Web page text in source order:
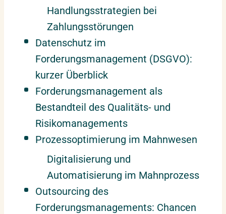
Handlungsstrategien bei
Zahlungsstörungen
Datenschutz im
Forderungsmanagement (DSGVO):
kurzer Überblick
Forderungsmanagement als
Bestandteil des Qualitäts- und
Risikomanagements
Prozessoptimierung im Mahnwesen
Digitalisierung und
Automatisierung im Mahnprozess
Outsourcing des
Forderungsmanagements: Chancen